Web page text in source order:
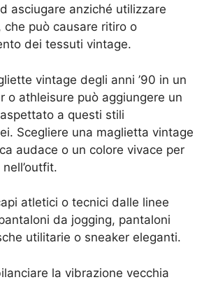
asciugare anziché utilizzare
che può causare ritiro o
dei tessuti vintage.
vintage degli anni ’90 in un
o athleisure può aggiungere un
a questi stili
Scegliere una maglietta vintage
audace o un colore vivace per
atletici o tecnici dalle linee
da jogging, pantaloni
utilitarie o sneaker eleganti.
la vibrazione vecchia